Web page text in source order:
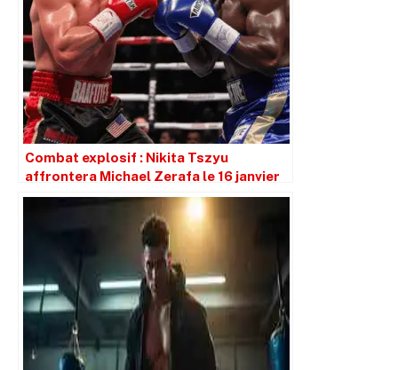
Combat explosif : Nikita Tszyu
affrontera Michael Zerafa le 16 janvier
au Brisbane Entertainment Centre